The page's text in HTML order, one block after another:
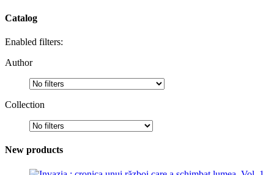
Catalog
Enabled filters:
Author
Collection
New products